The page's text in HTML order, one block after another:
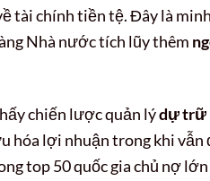
tài chính tiền tệ. Đây là
Nhà nước tích lũy thêm
chiến lược quản lýdự trữ
hóa lợi nhuận trong khi vẫn
top 50 quốc gia chủ nợ